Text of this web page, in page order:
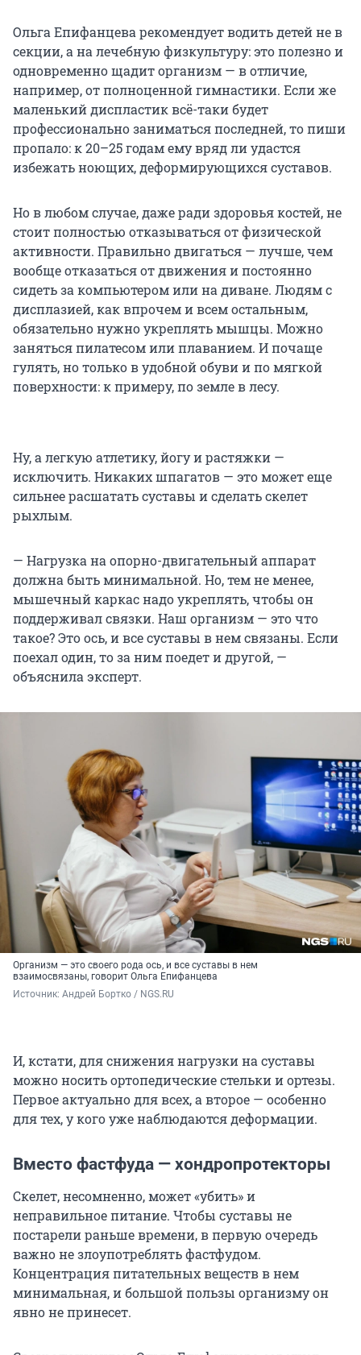
Ольга Епифанцева рекомендует водить детей не в
секции, а на лечебную физкультуру: это полезно и
одновременно щадит организм — в отличие,
например, от полноценной гимнастики. Если же
маленький диспластик всё-таки будет
профессионально заниматься последней, то пиши
пропало: к 20–25 годам ему вряд ли удастся
избежать ноющих, деформирующихся суставов.
Но в любом случае, даже ради здоровья костей, не
стоит полностью отказываться от физической
активности. Правильно двигаться — лучше, чем
вообще отказаться от движения и постоянно
сидеть за компьютером или на диване. Людям с
дисплазией, как впрочем и всем остальным,
обязательно нужно укреплять мышцы. Можно
заняться пилатесом или плаванием. И почаще
гулять, но только в удобной обуви и по мягкой
поверхности: к примеру, по земле в лесу.
Ну, а легкую атлетику, йогу и растяжки —
исключить. Никаких шпагатов — это может еще
сильнее расшатать суставы и сделать скелет
рыхлым.
— Нагрузка на опорно-двигательный аппарат
должна быть минимальной. Но, тем не менее,
мышечный каркас надо укреплять, чтобы он
поддерживал связки. Наш организм — это что
такое? Это ось, и все суставы в нем связаны. Если
поехал один, то за ним поедет и другой, —
объяснила эксперт.
Организм — это своего рода ось, и все суставы в нем
взаимосвязаны, говорит Ольга Епифанцева
Источник: Андрей Бортко / NGS.RU
И, кстати, для снижения нагрузки на суставы
можно носить ортопедические стельки и ортезы.
Первое актуально для всех, а второе — особенно
для тех, у кого уже наблюдаются деформации.
Вместо фастфуда — хондропротекторы
Скелет, несомненно, может «убить» и
неправильное питание. Чтобы суставы не
постарели раньше времени, в первую очередь
важно не злоупотреблять фастфудом.
Концентрация питательных веществ в нем
минимальная, и большой пользы организму он
явно не принесет.